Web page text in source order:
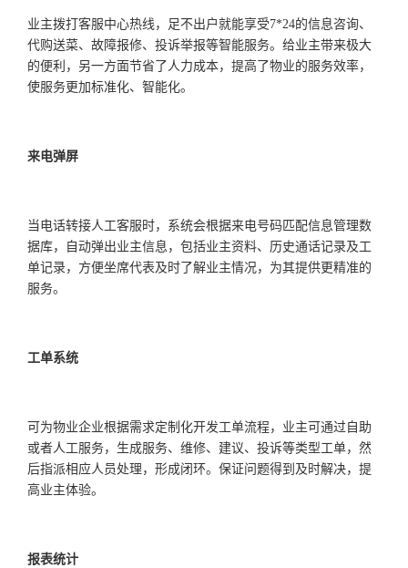
业主拨打客服中心热线，足不出户就能享受7*24的信息咨询、
代购送菜、故障报修、投诉举报等智能服务。给业主带来极大
的便利，另一方面节省了人力成本，提高了物业的服务效率，
使服务更加标准化、智能化。
来电弹屏
当电话转接人工客服时，系统会根据来电号码匹配信息管理数
据库，自动弹出业主信息，包括业主资料、历史通话记录及工
单记录，方便坐席代表及时了解业主情况，为其提供更精准的
服务。
工单系统
可为物业企业根据需求定制化开发工单流程，业主可通过自助
或者人工服务，生成服务、维修、建议、投诉等类型工单，然
后指派相应人员处理，形成闭环。保证问题得到及时解决，提
高业主体验。
报表统计